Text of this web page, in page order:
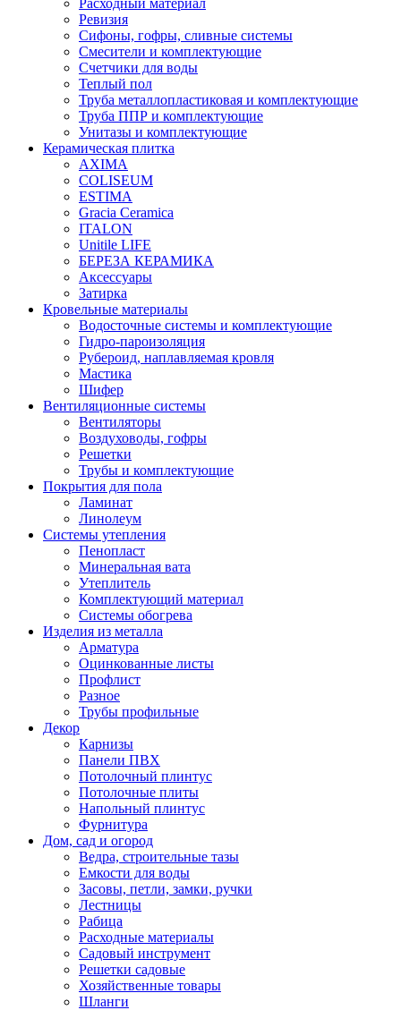
Расходный материал
Ревизия
Сифоны, гофры, сливные системы
Смесители и комплектующие
Счетчики для воды
Теплый пол
Труба металлопластиковая и комплектующие
Труба ППР и комплектующие
Унитазы и комплектующие
Керамическая плитка
AXIMA
COLISEUM
ESTIMA
Gracia Ceramica
ITALON
Unitile LIFE
БЕРЕЗА КЕРАМИКА
Аксессуары
Затирка
Кровельные материалы
Водосточные системы и комплектующие
Гидро-пароизоляция
Рубероид, наплавляемая кровля
Мастика
Шифер
Вентиляционные системы
Вентиляторы
Воздуховоды, гофры
Решетки
Трубы и комплектующие
Покрытия для пола
Ламинат
Линолеум
Системы утепления
Пенопласт
Минеральная вата
Утеплитель
Комплектующий материал
Системы обогрева
Изделия из металла
Арматура
Оцинкованные листы
Профлист
Разное
Трубы профильные
Декор
Карнизы
Панели ПВХ
Потолочный плинтус
Потолочные плиты
Напольный плинтус
Фурнитура
Дом, сад и огород
Ведра, строительные тазы
Емкости для воды
Засовы, петли, замки, ручки
Лестницы
Рабица
Расходные материалы
Садовый инструмент
Решетки садовые
Хозяйственные товары
Шланги